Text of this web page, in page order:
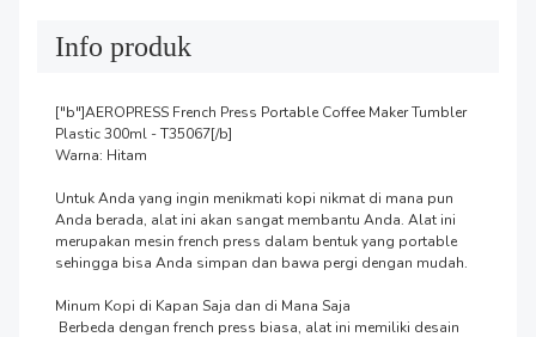
Info produk
["b"]AEROPRESS French Press Portable Coffee Maker Tumbler
Plastic 300ml - T35067[/b]
Warna: Hitam
Untuk Anda yang ingin menikmati kopi nikmat di mana pun
Anda berada, alat ini akan sangat membantu Anda. Alat ini
merupakan mesin french press dalam bentuk yang portable
sehingga bisa Anda simpan dan bawa pergi dengan mudah.
Minum Kopi di Kapan Saja dan di Mana Saja